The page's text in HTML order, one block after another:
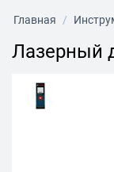
Главная /
Лазерный